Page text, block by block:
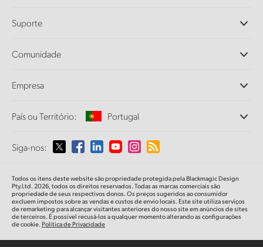
DaVinci Resolve e Fusion
Ultimatte
Captura e Reprodução
Conversão de Padrões
Monitoramento
Armazenamento em Rede
Roteamento e Distribuição
Streaming e Codificação
Suporte
Central de Suporte Técnico
Comunidade
Empresa
Sobre a Blackmagic Design
Imprensa
País ou Território: Portugal
Selecione seu país ou território
Australia
Austria
Siga-nos:
Todos os itens deste website são propriedade protegida pela Blackmagic Design
Pty.Ltd. 2026, todos os direitos reservados. Todas as marcas comerciais são
propriedade de seus respectivos donos. Os preços sugeridos ao consumidor
excluem impostos sobre as vendas e custos de envio locais. Este site utiliza serviços
de remarketing para alcançar visitantes anteriores do nosso site em anúncios de sites
de terceiros. É possível recusá-los a qualquer momento alterando as configurações
de cookie.Política de Privacidade